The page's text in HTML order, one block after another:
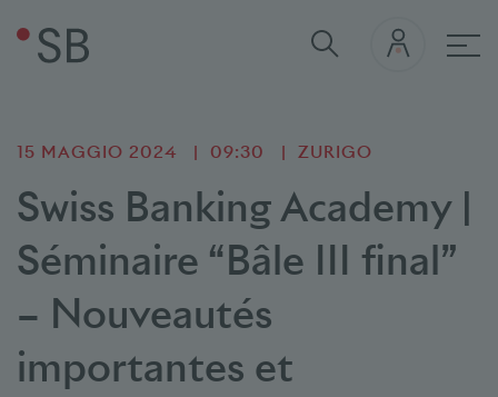
15 MAGGIO 2024 09:30 ZURIGO
Swiss Banking Academy |
Séminaire “Bâle III final”
– Nouveautés
importantes et